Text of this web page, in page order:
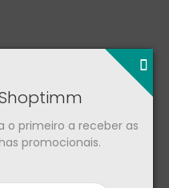
stainless steel | Case
with steel rear
o primeiro a receber as
promocionais.